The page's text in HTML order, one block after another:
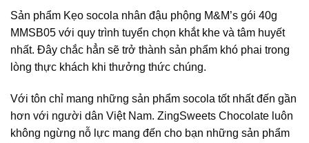
Sản phẩm Kẹo socola nhân đậu phộng M&M’s gói 40g
MMSB05 với quy trình tuyển chọn khắt khe và tâm huyết
nhất. Đây chắc hẳn sẽ trở thành sản phẩm khó phai trong
lòng thực khách khi thưởng thức chúng.
Với tôn chỉ mang những sản phẩm socola tốt nhất đến gần
hơn với người dân Việt Nam. ZingSweets Chocolate luôn
không ngừng nỗ lực mang đến cho bạn những sản phẩm